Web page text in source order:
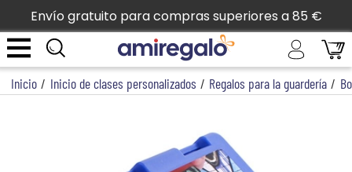
Envío gratuito para compras superiores a 85 €
Inicio / Inicio de clases personalizados / Regalos para la guardería /